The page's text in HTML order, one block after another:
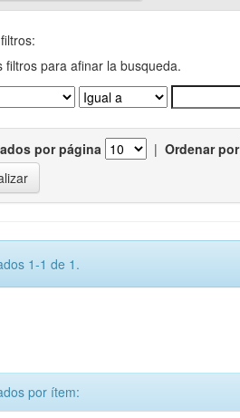
filtros para afinar la busqueda.
por página | Ordenar por
1-1 de 1.
por ítem: